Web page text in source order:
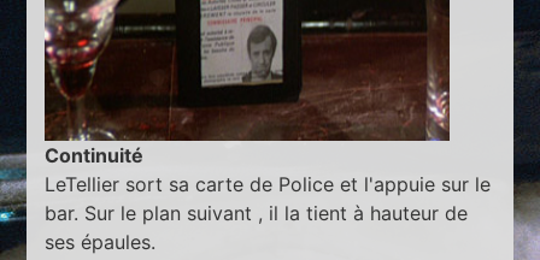
Continuité
LeTellier sort sa carte de Police et l'appuie sur le
bar. Sur le plan suivant , il la tient à hauteur de
ses épaules.